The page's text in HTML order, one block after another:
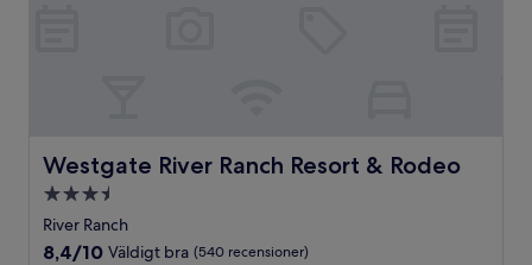
Westgate River Ranch Resort & Rodeo
Westgate River Ranch Resort & Rodeo
3.5-
stjärnigt
boende
River Ranch
8.4
8,4/10 Väldigt bra (540 recensioner)